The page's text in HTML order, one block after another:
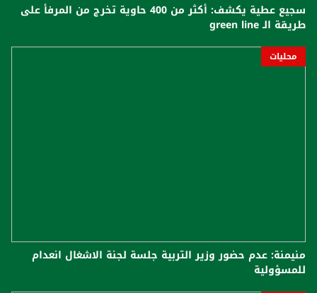
سجيع عطية يكشف: أكثر من 400 حاوية تخرج من المرفأ على
طريقة الـ green line
محليات
منيمنة: عدم حضور وزير التربية جلسة لجنة الاشغال انعدام
للمسؤولية